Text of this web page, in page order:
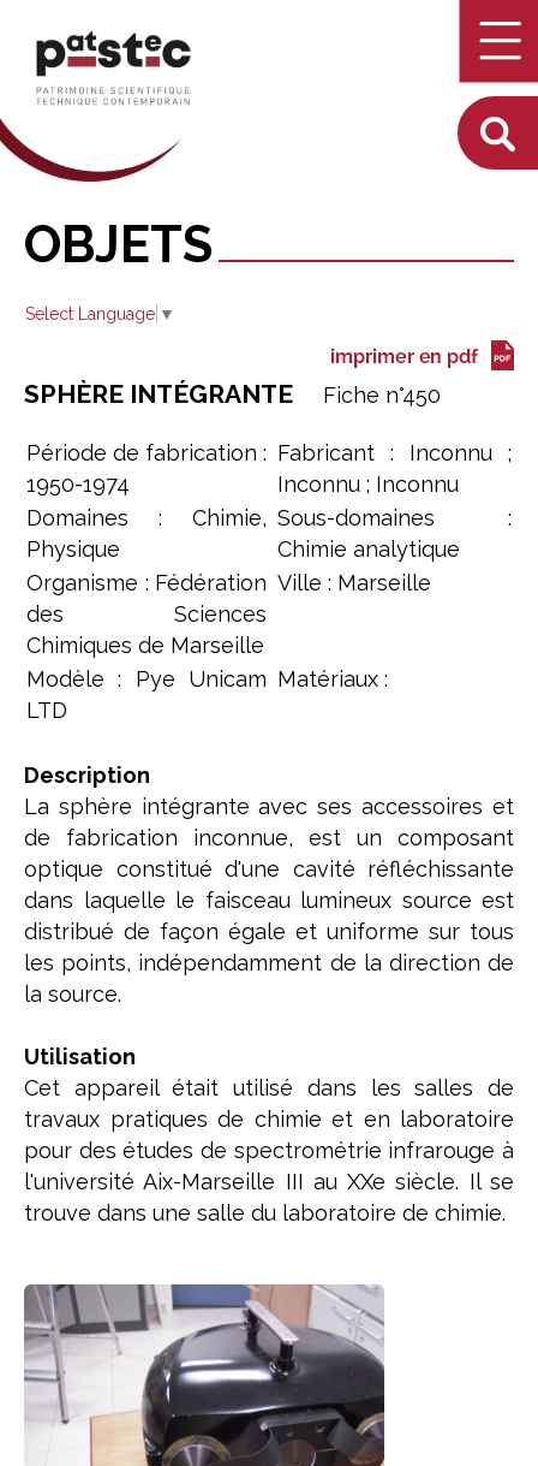
OBJETS
Select Language ▼
SPHÈRE INTÉGRANTE Fiche n°450
Période de fabrication :
1950-1974
Fabricant : Inconnu ;
Inconnu ; Inconnu
Domaines : Chimie,
Physique
Sous-domaines :
Chimie analytique
Organisme : Fédération
des Sciences
Chimiques de Marseille
Ville : Marseille
Modèle : Pye Unicam
LTD
Matériaux :
Description
La sphère intégrante avec ses accessoires et
de fabrication inconnue, est un composant
optique constitué d'une cavité réfléchissante
dans laquelle le faisceau lumineux source est
distribué de façon égale et uniforme sur tous
les points, indépendamment de la direction de
la source.
Utilisation
Cet appareil était utilisé dans les salles de
travaux pratiques de chimie et en laboratoire
pour des études de spectrométrie infrarouge à
l'université Aix-Marseille III au XXe siècle. Il se
trouve dans une salle du laboratoire de chimie.